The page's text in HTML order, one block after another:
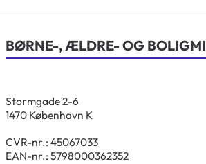
BØRNE-, ÆLDRE- OG
Stormgade 2-6
1470 København K
CVR-nr.: 45067033
EAN-nr.: 5798000362352